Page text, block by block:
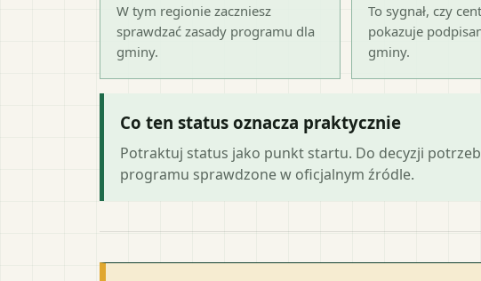
W tym regionie zaczniesz
sprawdzać zasady programu dla
gminy.
To sygnał, czy
pokazuje
gminy.
Co ten status oznacza praktycznie
Potraktuj status jako punkt startu. Do decyzji
programu sprawdzone w oficjalnym źródle.